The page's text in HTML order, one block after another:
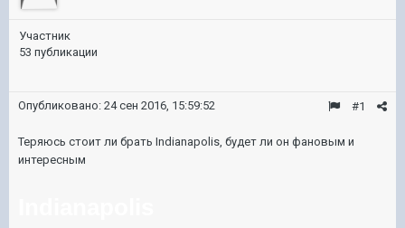
Участник
53 публикации
#1
Опубликовано: 24 сен 2016, 15:59:52
Теряюсь стоит ли брать Indianapolis, будет ли он фановым и
интересным